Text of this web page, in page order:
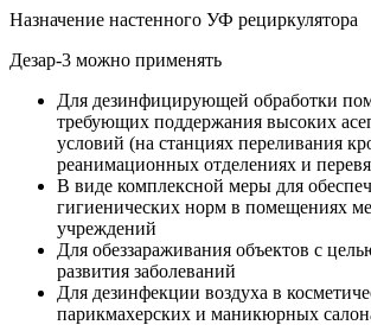
Назначение настенного УФ рециркулятора
Дезар-3 можно применять
Для дезинфицирующей обработки
требующих поддержания высоких
условий (на станциях переливания
реанимационных отделениях и
В виде комплексной меры для
гигиенических норм в помещениях
учреждений
Для обеззараживания объектов с
развития заболеваний
Для дезинфекции воздуха в
парикмахерских и маникюрных